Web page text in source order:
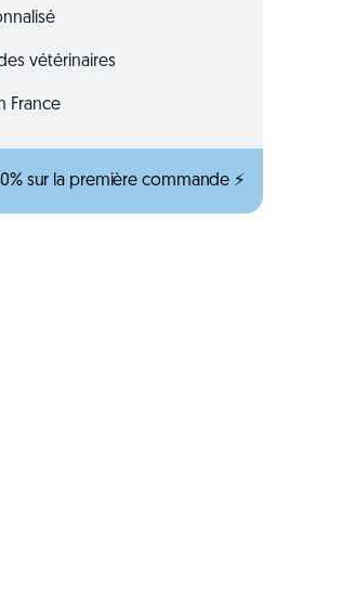
vétérinaires
France
sur la première commande ⚡